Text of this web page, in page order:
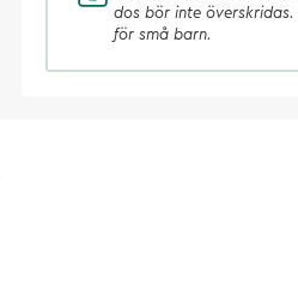
dos bör inte
för små barn.